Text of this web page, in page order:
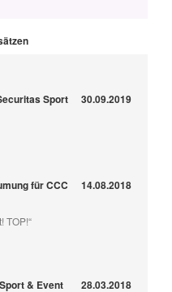
Sport
30.09.2019
für CCC
14.08.2018
TOP!“
& Event
28.03.2018